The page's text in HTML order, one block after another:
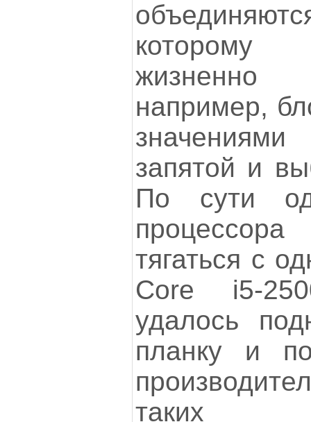
которому
жизненно
например,
запятой и
По сути
тягаться с
Core i5-
удалось
планку и
таких